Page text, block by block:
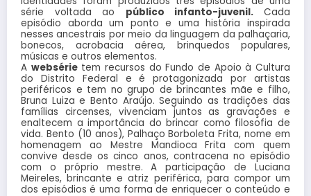
série voltada ao público infanto-juvenil.Cada
episódio aborda um ponto e uma história inspirada
nesses ancestrais por meio da linguagem da palhaçaria,
bonecos, acrobacia aérea, brinquedos populares,
músicas e outros elementos.
A websérietem recursos do Fundo de Apoio à Cultura
do Distrito Federal e é protagonizada por artistas
periféricos e tem no grupo de brincantes mãe e filho,
Bruna Luiza e Bento Araújo. Seguindo as tradições das
famílias circenses, vivenciam juntos as gravações e
enaltecem a importância do brincar como filosofia de
vida. Bento (10 anos), Palhaço Borboleta Frita, nome em
homenagem ao Mestre Mandioca Frita com quem
convive desde os cinco anos, contracena no episódio
com o próprio mestre. A participação de Luciana
Meireles, brincante e atriz periférica, para compor um
dos episódios é uma forma de enriquecer o conteúdo e